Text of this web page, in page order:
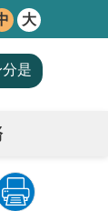
大
是